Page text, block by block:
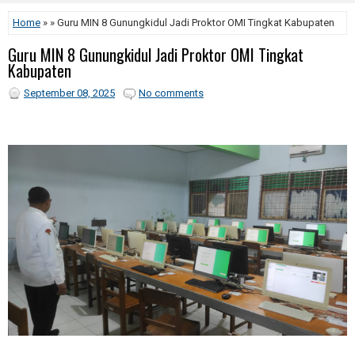
Home » » Guru MIN 8 Gunungkidul Jadi Proktor OMI Tingkat Kabupaten
Guru MIN 8 Gunungkidul Jadi Proktor OMI Tingkat
Kabupaten
September 08, 2025 No comments